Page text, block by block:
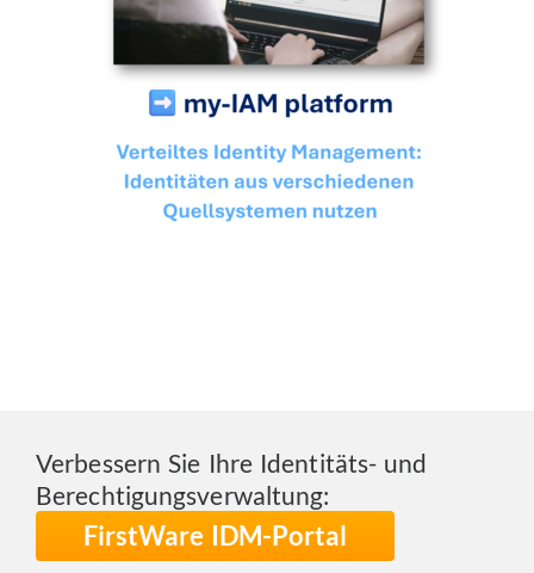
Verbessern Sie Ihre Identitäts- und
Berechtigungsverwaltung:
FirstWare IDM-Portal